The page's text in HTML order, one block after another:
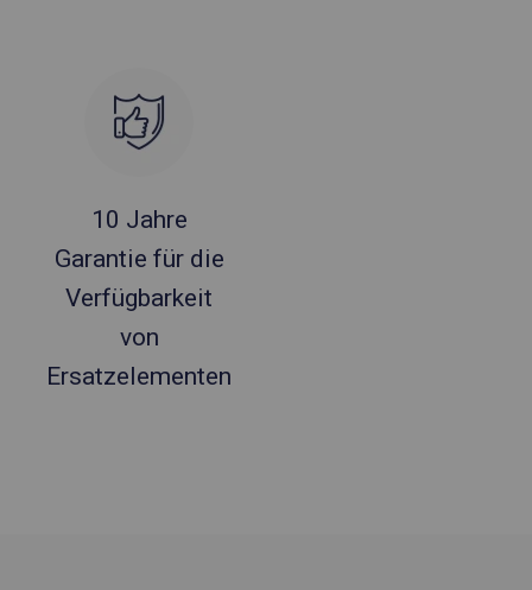
10 Jahre
Garantie für die
Verfügbarkeit
von
Ersatzelementen